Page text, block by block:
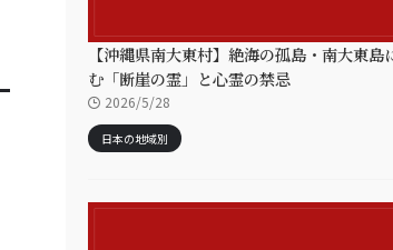
【沖縄県南大東村】絶海の孤島・南大東島
む「断崖の霊」と心霊の禁忌
2026/5/28
日本の地域別